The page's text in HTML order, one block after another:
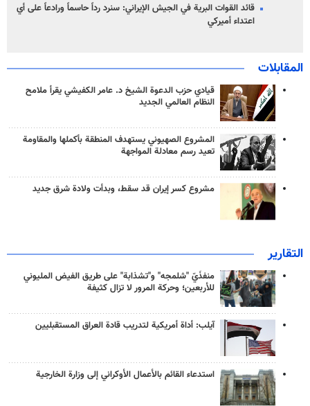
قائد القوات البرية في الجيش الإيراني: سنرد رداً حاسماً ورادعاً على أي
اعتداء أميركي
المقابلات
قيادي حزب الدعوة الشيخ د. عامر الكفيشي يقرأ ملامح
النظام العالمي الجديد
المشروع الصهيوني يستهدف المنطقة بأكملها والمقاومة
تعيد رسم معادلة المواجهة
مشروع كسر إيران قد سقط، وبدأت ولادة شرق جديد
التقارير
منفذَيّ "شلمجه" و"تشذابة" على طريق الفيض المليوني
للأربعين؛ وحركة المرور لا تزال كثيفة
آيلب: أداة أمريكية لتدريب قادة العراق المستقبليين
استدعاء القائم بالأعمال الأوكراني إلى وزارة الخارجية